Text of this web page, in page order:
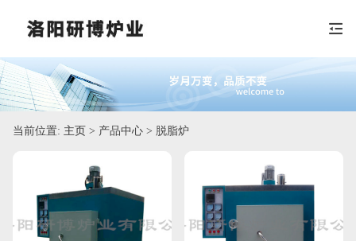
当前位置: 主页 > 产品中心 > 脱脂炉